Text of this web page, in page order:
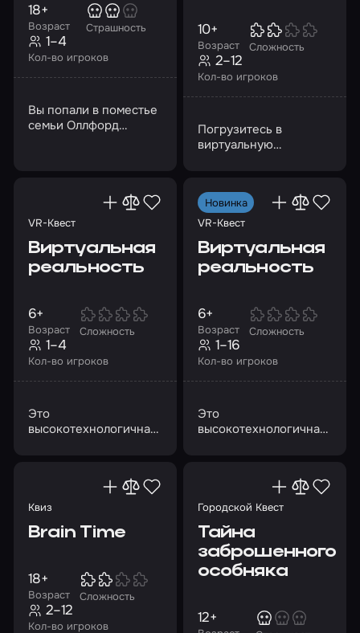
Возраст
18+
Страшность
Кол-во игроков
1–4
Вы попали в поместье
семьи Оллфорд…
Возраст
10+
Сложность
Кол-во игроков
2–12
Погрузитесь в
виртуальную
навстречу
приключениям!
VR-Квест
Виртуальная
реальность
Возраст
6+
Сложность
Кол-во игроков
1–4
Это
высокотехнологичная
перенесенная в VR-
пространство
Новинка
VR-Квест
Виртуальная
реальность
Возраст
6+
Сложность
Кол-во игроков
1–16
Это
высокотехнологичная
перенесенная в VR-
пространство
Квиз
Brain Time
Возраст
18+
Сложность
Кол-во игроков
2–12
Городской Квест
Тайна
заброшенного
особняка
12+